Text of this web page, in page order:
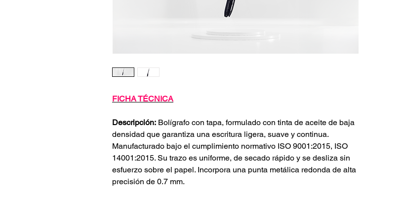
FICHA TÉCNICA
Descripción: Bolígrafo con tapa, formulado con tinta de aceite de baja
densidad que garantiza una escritura ligera, suave y continua.
Manufacturado bajo el cumplimiento normativo ISO 9001:2015, ISO
14001:2015. Su trazo es uniforme, de secado rápido y se desliza sin
esfuerzo sobre el papel. Incorpora una punta metálica redonda de alta
precisión de 0.7 mm.